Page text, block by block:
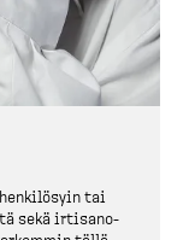
tai
sekä irtisa­no­